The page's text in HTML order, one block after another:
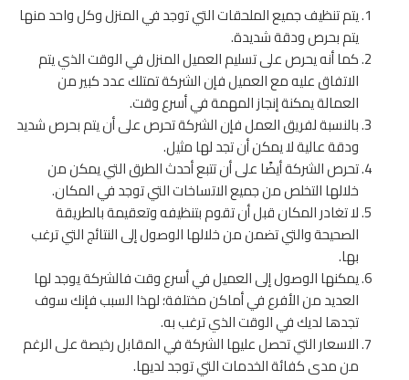
يتم تنظيف جميع الملحقات التي توجد في المنزل وكل واحد منها
يتم بحرص ودقة شديدة.
كما أنه يحرص على تسليم العميل المنزل في الوقت الذي يتم
الاتفاق عليه مع العميل فإن الشركة تمتلك عدد كبير من
العمالة يمكنة إنجاز المهمة في أسرع وقت.
بالنسبة لفريق العمل فإن الشركة تحرص على أن يتم بحرص شديد
ودقة عالية لا يمكن أن تجد لها مثيل.
تحرص الشركة أيضًا على أن تتبع أحدث الطرق التي يمكن من
خلالها التخلص من جميع الاتساخات التي توجد في المكان.
لا تغادر المكان قبل أن تقوم بتنظيفه وتعقيمة بالطريقة
الصحيحة والتي تضمن من خلالها الوصول إلى النتائج التي ترغب
بها.
يمكنها الوصول إلى العميل في أسرع وقت فالشركة يوجد لها
العديد من الأفرع في أماكن مختلفة؛ لهذا السبب فإنك سوف
تجدها لديك في الوقت الذي ترغب به.
الاسعار التي تحصل عليها الشركة في المقابل رخيصة على الرغم
من مدى كفائة الخدمات التي توجد لديها.